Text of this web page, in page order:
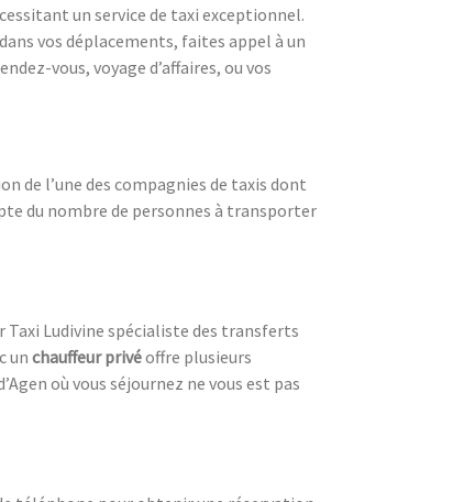
un service de taxi exceptionnel.
dans vos déplacements, faites appel à un
vous, voyage d’affaires, ou vos
de l’une des compagnies de taxis dont
du nombre de personnes à transporter
Taxi Ludivine spécialiste des transferts
un chauffeur privéoffre plusieurs
où vous séjournez ne vous est pas